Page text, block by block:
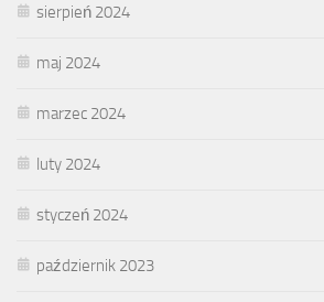
sierpień 2024
maj 2024
marzec 2024
luty 2024
styczeń 2024
październik 2023